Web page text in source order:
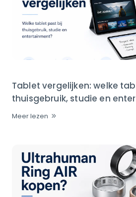
Tablet vergelijken: welke
thuisgebruik, studie en
Meer lezen